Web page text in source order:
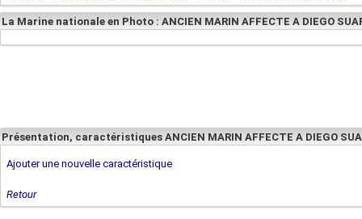
La Marine nationale en Photo : ANCIEN MARIN AFFECTE A DIEGO
Présentation, caractéristiques ANCIEN MARIN AFFECTE A DIEGO
Ajouter une nouvelle caractéristique
Retour